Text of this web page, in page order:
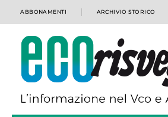
ABBONAMENTI ARCHIVIO STORICO